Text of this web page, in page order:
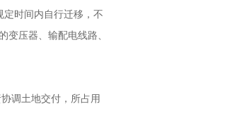
时间内自行迁移，不
压器、输配电线路、
调土地交付，所占用